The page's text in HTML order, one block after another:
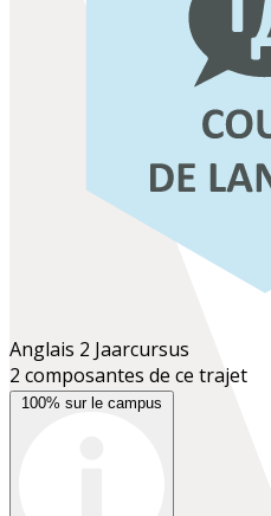
Anglais 2 Jaarcursus
2 composantes de ce trajet
100% sur le campus